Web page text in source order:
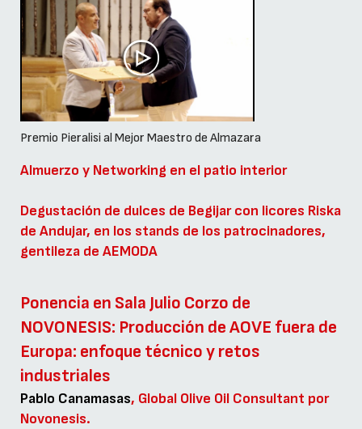
Premio Pieralisi al Mejor Maestro de Almazara
Almuerzo y Networking en el patio interior
Degustación de dulces de Begijar con licores Riska
de Andujar, en los stands de los patrocinadores,
gentileza de AEMODA
Ponencia en Sala Julio Corzo de
NOVONESIS: Producción de AOVE fuera de
Europa: enfoque técnico y retos
industriales
Pablo Canamasas, Global Olive Oil Consultant por
Novonesis.